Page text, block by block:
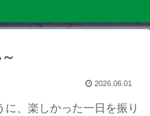
2026.06.01
、楽しかった一日を振り